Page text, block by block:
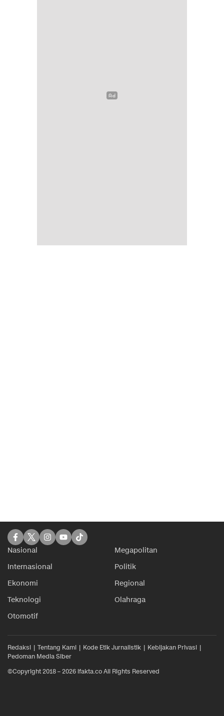
Nasional
Megapolitan
Internasional
Politik
Ekonomi
Regional
Teknologi
Olahraga
Otomotif
Redaksi Tentang Kami Kode Etik Jurnalistik
Kebijakan Privasi
Pedoman Media Siber
©Copyright 2018 – 2026 ifakta.co All Rights Reserved